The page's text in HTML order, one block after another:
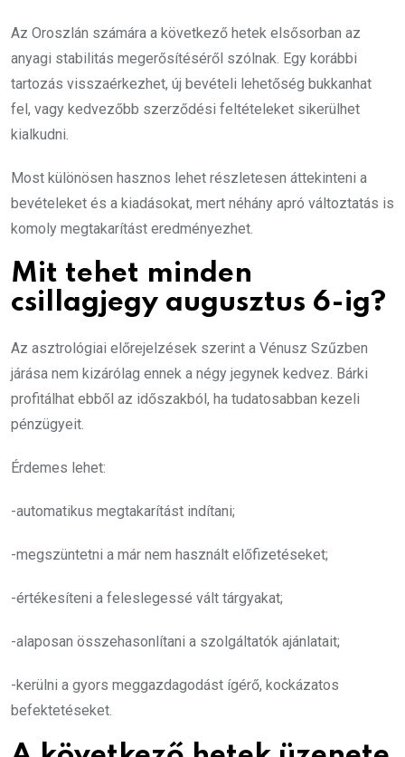
Az Oroszlán számára a következő hetek elsősorban az
anyagi stabilitás megerősítéséről szólnak. Egy korábbi
tartozás visszaérkezhet, új bevételi lehetőség bukkanhat
fel, vagy kedvezőbb szerződési feltételeket sikerülhet
kialkudni.
Most különösen hasznos lehet részletesen áttekinteni a
bevételeket és a kiadásokat, mert néhány apró változtatás is
komoly megtakarítást eredményezhet.
Mit tehet minden
csillagjegy augusztus 6-ig?
Az asztrológiai előrejelzések szerint a Vénusz Szűzben
járása nem kizárólag ennek a négy jegynek kedvez. Bárki
profitálhat ebből az időszakból, ha tudatosabban kezeli
pénzügyeit.
Érdemes lehet:
-automatikus megtakarítást indítani;
-megszüntetni a már nem használt előfizetéseket;
-értékesíteni a feleslegessé vált tárgyakat;
-alaposan összehasonlítani a szolgáltatók ajánlatait;
-kerülni a gyors meggazdagodást ígérő, kockázatos
befektetéseket.